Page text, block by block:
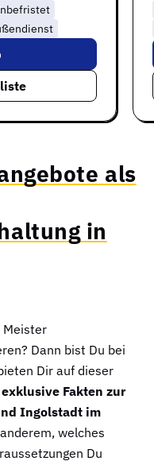
als
in
Meister
Dann bist Du bei
Dir auf dieser
exklusive Fakten zur
Ingolstadt im
welches
Du